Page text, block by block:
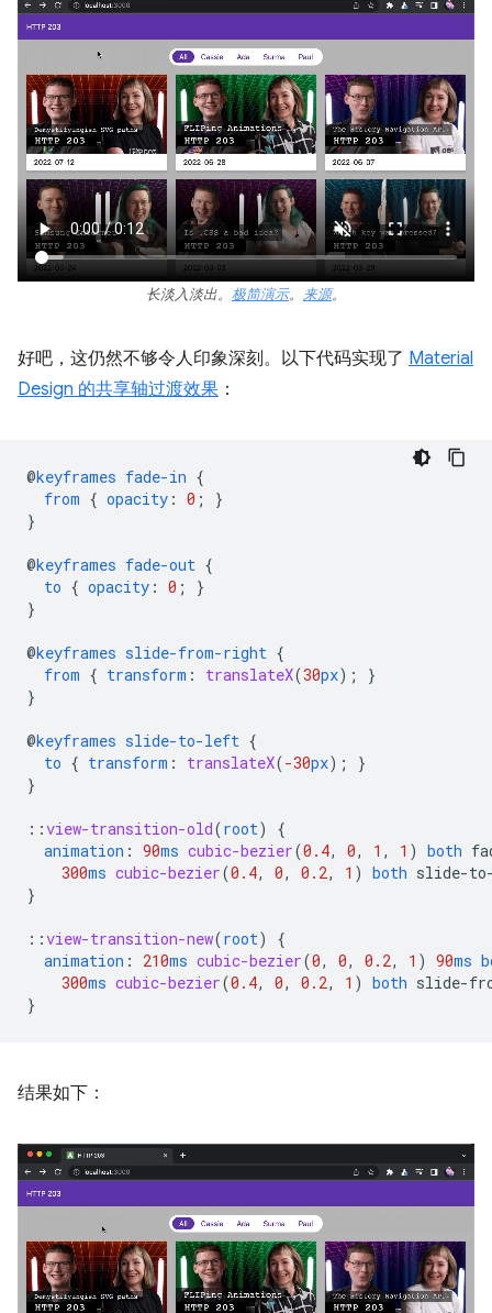
长淡入淡出。 极简演示。 来源。
好吧，这仍然不够令人印象深刻。以下代码实现了 Material
Design 的共享轴过渡效果 ：
@keyframes fade-in {
from { opacity : 0 ;
}
}
@keyframes fade-out {
to { opacity : 0 ;
}
}
@keyframes slide-from-right {
from { transform : translateX(30px);
}
}
@keyframes slide-to-left {
to { transform : translateX(-30px);
}
}
::view-transition-old(root)
{
animation : 90ms cubic-bezier(0.4, 0, 1 , 1 ) both
300ms cubic-bezier(0.4, 0, 0.2, 1 ) both slide-
}
::view-transition-new(root)
{
animation : 210ms cubic-bezier(0, 0, 0.2, 1 ) 90ms
300ms cubic-bezier(0.4, 0, 0.2, 1 ) both slide-
}
结果如下：